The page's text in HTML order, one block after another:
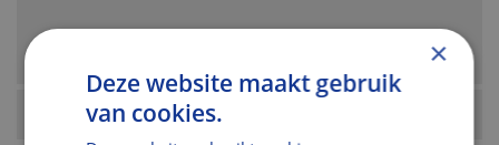
×
Deze website maakt gebruik
van cookies.